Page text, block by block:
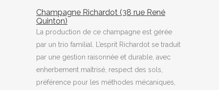
Champagne Richardot (38 rue René
Quinton)
La production de ce champagne est gérée
par un trio familial. L’esprit Richardot se traduit
par une gestion raisonnée et durable, avec
enherbement maîtrisé, respect des sols,
préférence pour les méthodes mécaniques,